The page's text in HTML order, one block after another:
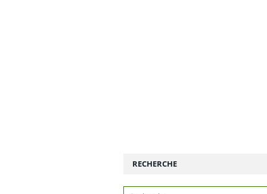
RECHERCHE